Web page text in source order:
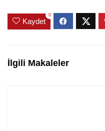
Kaydet
0
İlgili Makaleler